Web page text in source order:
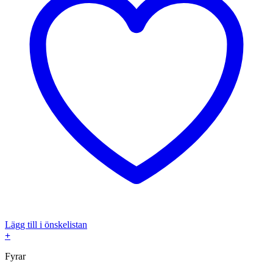
Lägg till i önskelistan
+
Fyrar